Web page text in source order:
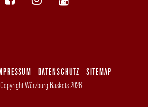
DATENSCHUTZ
SITEMAP
Würzburg Baskets 2026